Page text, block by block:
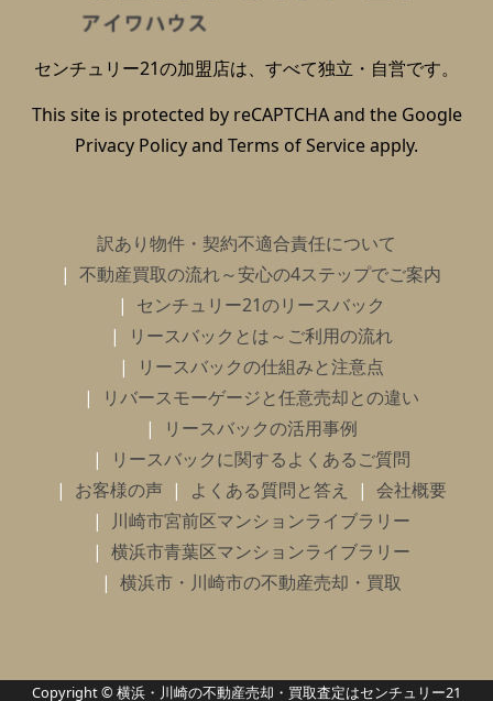
センチュリー21の加盟店は、すべて独立・自営です。
This site is protected by reCAPTCHA and the Google
Privacy Policyand Terms of Serviceapply.
訳あり物件・契約不適合責任について
不動産買取の流れ～安心の4ステップでご案内
センチュリー21のリースバック
リースバックとは～ご利用の流れ
リースバックの仕組みと注意点
リバースモーゲージと任意売却との違い
リースバックの活用事例
リースバックに関するよくあるご質問
お客様の声
よくある質問と答え
会社概要
川崎市宮前区マンションライブラリー
横浜市青葉区マンションライブラリー
横浜市・川崎市の不動産売却・買取
Copyright © 横浜・川崎の不動産売却・買取査定はセンチュリー21